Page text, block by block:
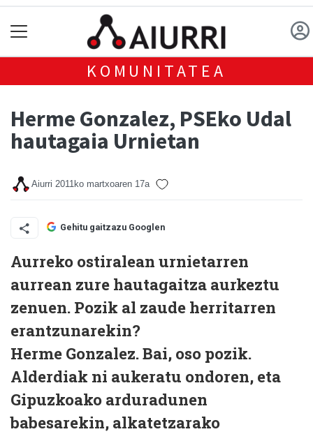
KOMUNITATEA
Herme Gonzalez, PSEko Udal
hautagaia Urnietan
Aiurri 2011ko martxoaren 17a
Gehitu gaitzazu Googlen
Aurreko ostiralean urnietarren
aurrean zure hautagaitza aurkeztu
zenuen. Pozik al zaude herritarren
erantzunarekin?
Herme Gonzalez.Bai, oso pozik.
Alderdiak ni aukeratu ondoren, eta
Gipuzkoako arduradunen
babesarekin, alkatetzarako